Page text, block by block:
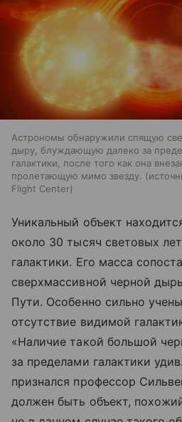
Астрономы обнаружили спящую
дыру, блуждающую далеко за
галактики, после того как она
пролетающую мимо звезду.
Flight Center
Уникальный объект
около 30 тысяч световых
галактики. Его масса
сверхмассивной черной
Пути. Особенно сильно
отсутствие видимой
«Наличие такой большой
за пределами галактики
признался профессор
должен быть объект,